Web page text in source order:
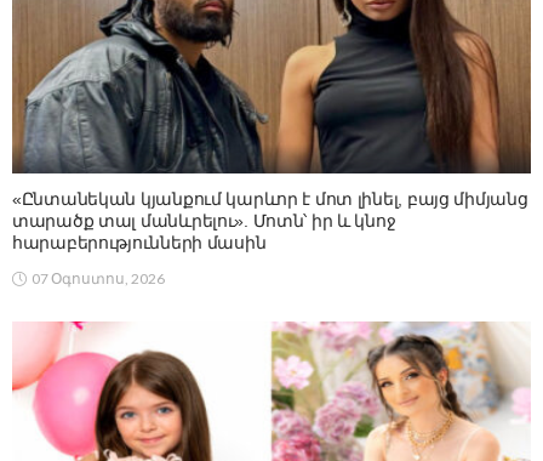
«Ընտանեկան կյանքում կարևոր է մոտ լինել, բայց միմյանց
տարածք տալ մանևրելու». Մոտն՝ իր և կնոջ
հարաբերությունների մասին
07 Օգոստոս, 2026